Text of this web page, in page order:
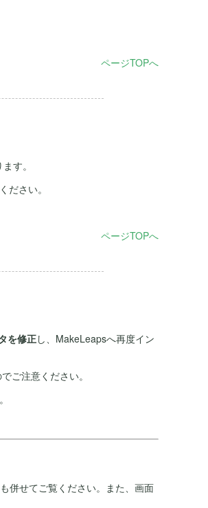
ページTOPへ
す。
さい。
ページTOPへ
を修正し、MakeLeapsへ再度イン
ご注意ください。
も併せてご覧ください。また、画面